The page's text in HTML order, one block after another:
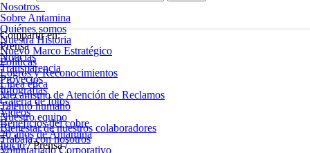
Nosotros
Sobre Antamina
Quiénes somos
Nuestra Historia
Nuevo Marco Estratégico
Políticas
Logros y Reconocimientos
Línea ética
Mecanismo de Atención de Reclamos
Talento humano
Nuestro equipo
Bienestar de nuestros colaboradores
Trabaja con nosotros
Voluntariado Corporativo
Compartir en:
Prensa
Noticias
Transparencia
Proyectos
Infografías
Galería de fotos
Videos
Beneficios del cobre
20 años de Antamina
Inicio/ Prensa /